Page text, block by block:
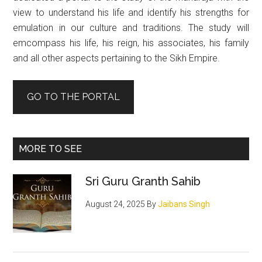
view to understand his life and identify his strengths for
emulation in our culture and traditions. The study will
emcompass his life, his reign, his associates, his family
and all other aspects pertaining to the Sikh Empire.
GO TO THE PORTAL
MORE TO SEE
Sri Guru Granth Sahib
August 24, 2025 ByJaibans Singh